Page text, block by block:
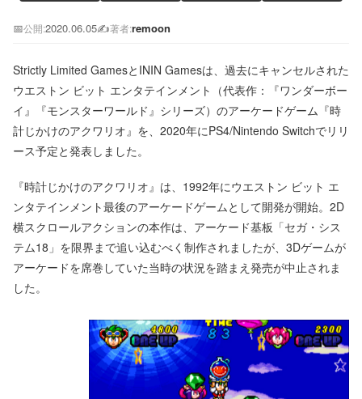
📅公開:2020.06.05✍️著者:remoon
Strictly Limited GamesとININ Gamesは、過去にキャンセルされた
ウエストン ビット エンタテインメント（代表作：『ワンダーボー
イ』『モンスターワールド』シリーズ）のアーケードゲーム『時
計じかけのアクワリオ』を、2020年にPS4/Nintendo Switchでリリ
ース予定と発表しました。
『時計じかけのアクワリオ』は、1992年にウエストン ビット エ
ンタテインメント最後のアーケードゲームとして開発が開始。2D
横スクロールアクションの本作は、アーケード基板「セガ・シス
テム18」を限界まで追い込むべく制作されましたが、3Dゲームが
アーケードを席巻していた当時の状況を踏まえ発売が中止されま
した。